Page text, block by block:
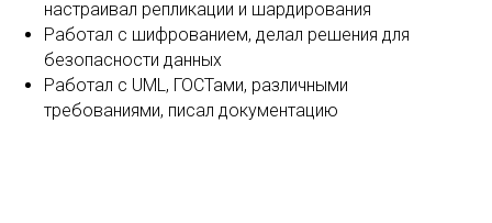
настраивал репликации и шардирования
Работал с шифрованием, делал решения для
безопасности данных
Работал с UML, ГОСТами, различными
требованиями, писал документацию